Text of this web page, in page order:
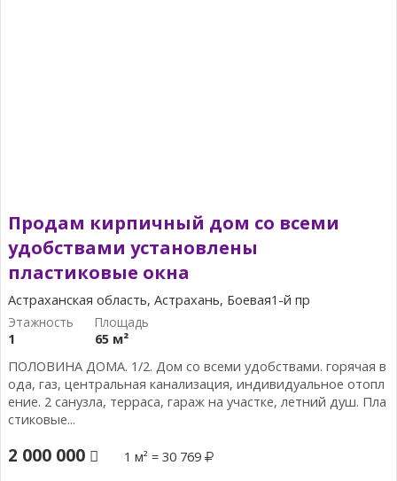
Продам кирпичный дом со всеми
удобствами установлены
пластиковые окна
Астраханская область, Астрахань, Боевая1-й пр
1
65 м²
ПОЛОВИНА ДОМА. 1/2. Дом со всеми удобствами. горячая в
ода, газ, центральная канализация, индивидуальное отопл
ение. 2 санузла, терраса, гараж на участке, летний душ. Пла
стиковые...
2 000 000 1 м² = 30 769